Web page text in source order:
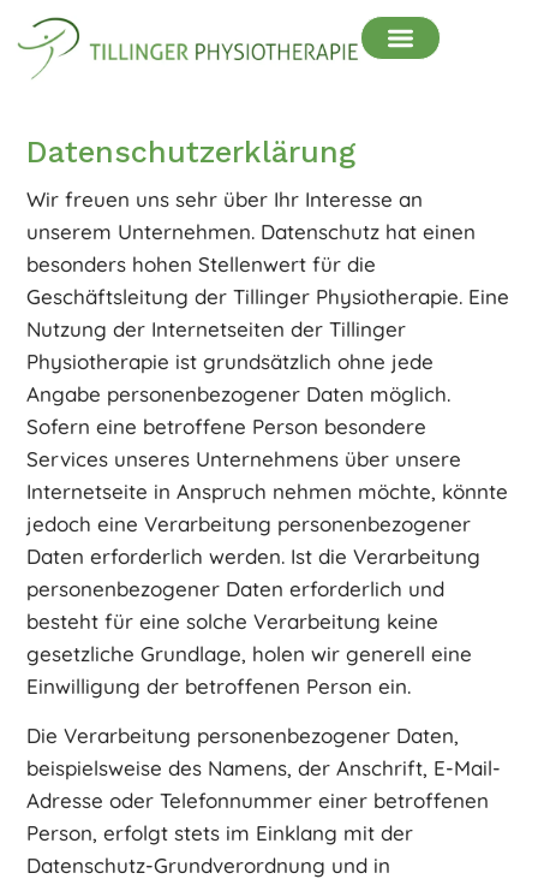
Datenschutzerklärung
Wir freuen uns sehr über Ihr Interesse an
unserem Unternehmen. Datenschutz hat einen
besonders hohen Stellenwert für die
Geschäftsleitung der Tillinger Physiotherapie. Eine
Nutzung der Internetseiten der Tillinger
Physiotherapie ist grundsätzlich ohne jede
Angabe personenbezogener Daten möglich.
Sofern eine betroffene Person besondere
Services unseres Unternehmens über unsere
Internetseite in Anspruch nehmen möchte, könnte
jedoch eine Verarbeitung personenbezogener
Daten erforderlich werden. Ist die Verarbeitung
personenbezogener Daten erforderlich und
besteht für eine solche Verarbeitung keine
gesetzliche Grundlage, holen wir generell eine
Einwilligung der betroffenen Person ein.
Die Verarbeitung personenbezogener Daten,
beispielsweise des Namens, der Anschrift, E-Mail-
Adresse oder Telefonnummer einer betroffenen
Person, erfolgt stets im Einklang mit der
Datenschutz-Grundverordnung und in